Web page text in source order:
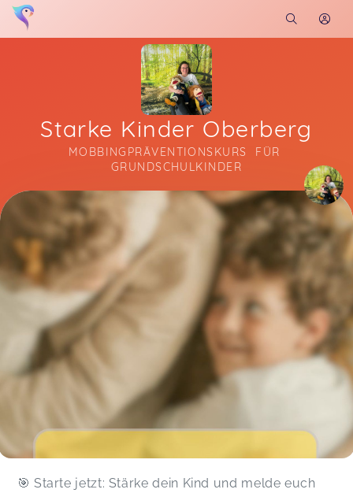
Starke Kinder Oberberg
MOBBINGPRÄVENTIONSKURS  FÜR
GRUNDSCHULKINDER
Soon you will learn more about me here...
🎯 Starte jetzt: Stärke dein Kind und melde euch